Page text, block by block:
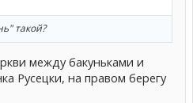
такой?
между бакуньками и
Русецки, на правом берегу